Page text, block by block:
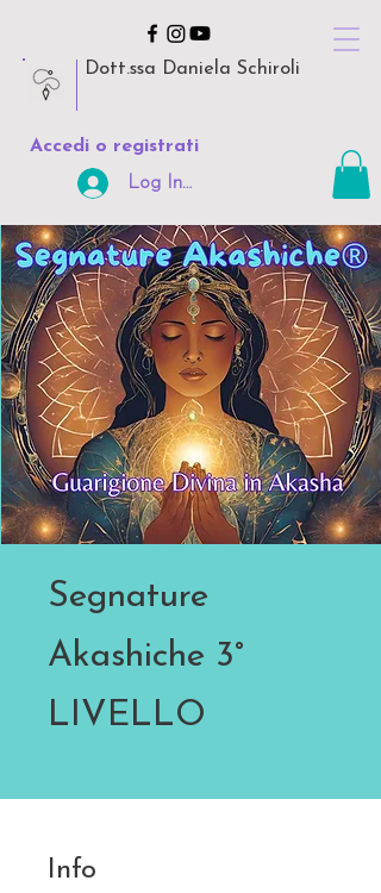
Dott.ssa Daniela Schiroli
Accedi o registrati
Log In Area Riservata
Segnature
Akashiche 3°
LIVELLO
Info